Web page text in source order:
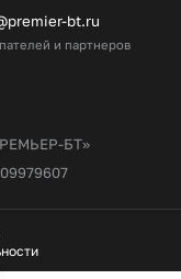
БТ»
bt.ru
и партнеров